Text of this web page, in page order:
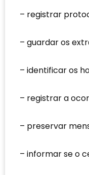
registrar
guardar os
identificar os
registrar a
preservar
informar se o